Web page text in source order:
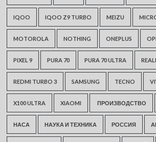
IQOO IQOO Z9 TURBO MEIZU
MOTOROLA NOTHING ONEPLUS
PIXEL 9 PURA 70 PURA 70 ULTRA
REDMI TURBO 3 SAMSUNG TECNO
X100 ULTRA XIAOMI ПРОИЗВОДСТВО
НАСА НАУКА И ТЕХНИКА РОССИЯ